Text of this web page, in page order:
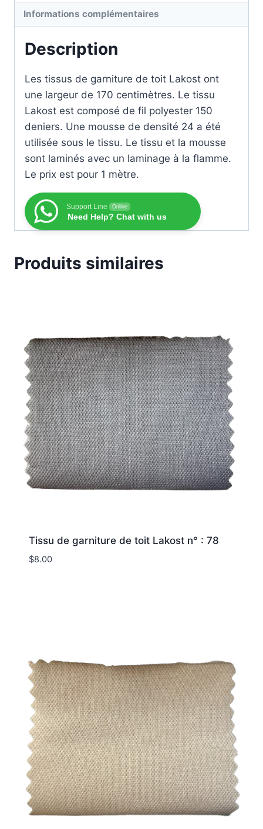
Informations complémentaires
Description
Les tissus de garniture de toit Lakost ont
une largeur de 170 centimètres. Le tissu
Lakost est composé de fil polyester 150
deniers. Une mousse de densité 24 a été
utilisée sous le tissu. Le tissu et la mousse
sont laminés avec un laminage à la flamme.
Le prix est pour 1 mètre.
Support Line Online
Need Help? Chat with us
Produits similaires
Tissu de garniture de toit Lakost n° : 78
$8.00